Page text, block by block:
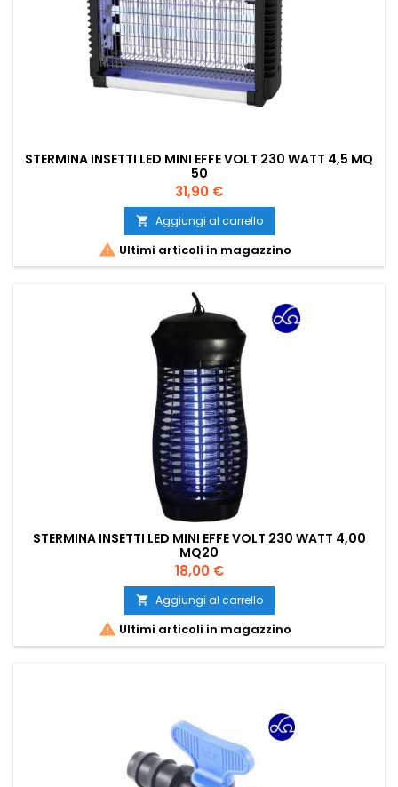
STERMINA INSETTI LED MINI EFFE VOLT 230 WATT 4,5 MQ
50
Prezzo
31,90 €
 Aggiungi al carrello
 Ultimi articoli in magazzino
STERMINA INSETTI LED MINI EFFE VOLT 230 WATT 4,00
MQ20
Prezzo
18,00 €
 Aggiungi al carrello
 Ultimi articoli in magazzino